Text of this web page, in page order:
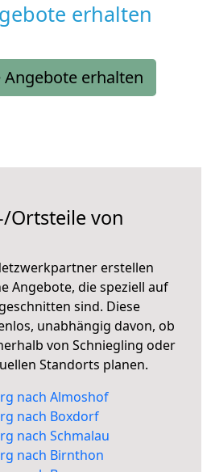
erhalten
Angebote erhalten
Ortsteile von
erstellen
Angebote, die speziell auf
sind. Diese
unabhängig davon, ob
von Schniegling oder
Standorts planen.
nach Almoshof
nach Boxdorf
nach Schmalau
nach Birnthon